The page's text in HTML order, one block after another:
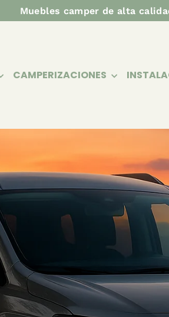
Muebles camper de alta
CAMPERIZACIONES